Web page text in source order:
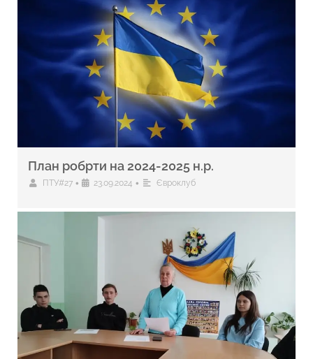
План робрти на 2024-2025 н.р.
ПТУ#27 • 23.09.2024 • Євроклуб